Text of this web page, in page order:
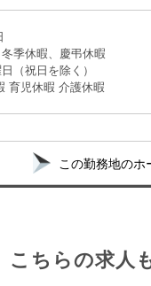
季休暇、慶弔休暇
（祝日を除く）
育児休暇 介護休暇
この勤務地のホ
こちらの求人